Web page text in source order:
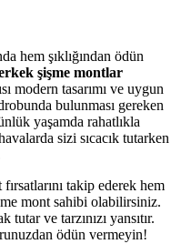
hem şıklığından ödün
şişme montlar
modern tasarımı ve uygun
bulunması gereken
yaşamda rahatlıkla
sizi sıcacık tutarken
takip ederek hem
mont sahibi olabilirsiniz.
ve tarzınızı yansıtır.
ödün vermeyin!